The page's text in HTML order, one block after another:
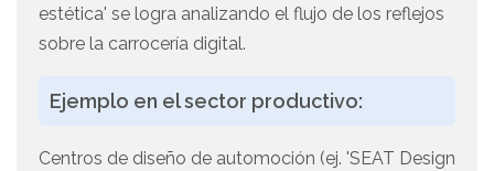
estética' se logra analizando el flujo de los reflejos
sobre la carrocería digital.
Ejemplo en el sector productivo:
Centros de diseño de automoción (ej. 'SEAT Design